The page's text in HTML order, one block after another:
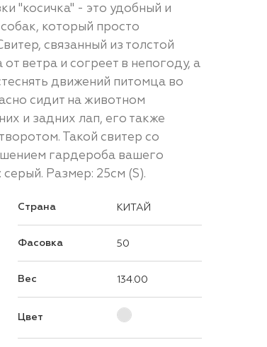
"косичка" - это удобный и
который просто
связанный из толстой
ветра и согреет в непогоду, а
движений питомца во
сидит на животном
и задних лап, его также
Такой свитер со
гардероба вашего
Размер: 25см (S).
Страна КИТАЙ
Фасовка 50
Вес 134.00
Цвет